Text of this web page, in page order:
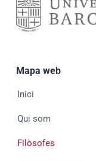
Mapa web
Inici
Qui som
Filòsofes